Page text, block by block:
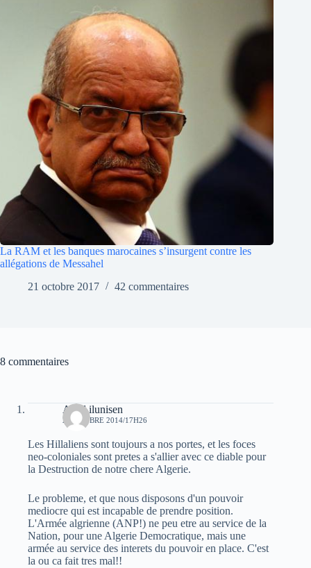
La RAM et les banques marocaines s’insurgent contre les
allégations de Messahel
21 octobre 2017
42 commentaires
8 commentaires
Aksil ilunisen
2 OCTOBRE 2014/17H26
Les Hillaliens sont toujours a nos portes, et les foces
neo-coloniales sont pretes a s'allier avec ce diable pour
la Destruction de notre chere Algerie.
Le probleme, et que nous disposons d'un pouvoir
mediocre qui est incapable de prendre position.
L'Armée algrienne (ANP!) ne peu etre au service de la
Nation, pour une Algerie Democratique, mais une
armée au service des interets du pouvoir en place. C'est
la ou ca fait tres mal!!